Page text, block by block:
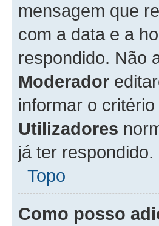
mensagem que
com a data e a
respondido. Não
Moderador
informar o
Utilizadores
já ter respondido.
Topo
Como posso